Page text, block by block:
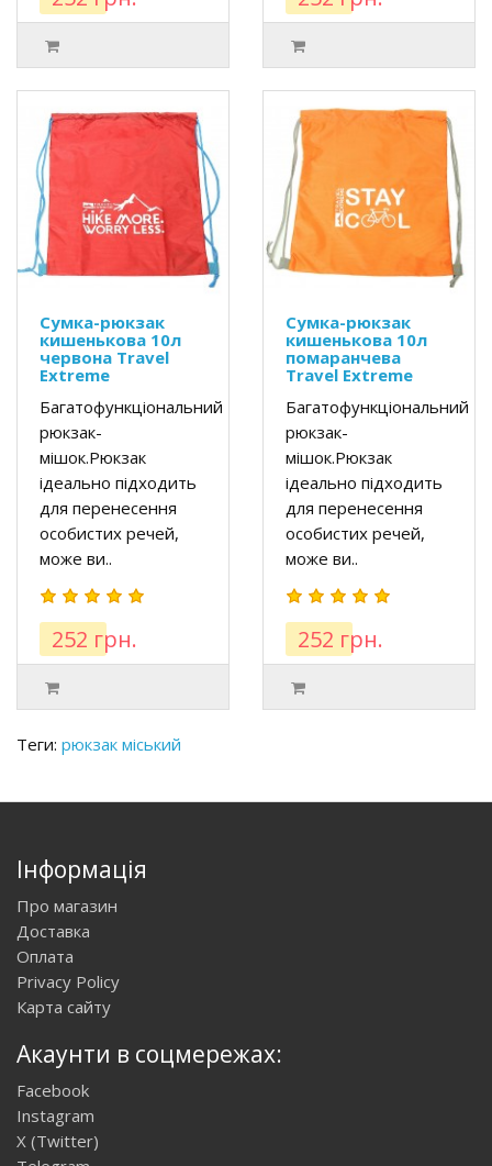
Сумка-рюкзак
кишенькова 10л
червона Travel
Extreme
Багатофункціональний
рюкзак-
мішок.Рюкзак
ідеально підходить
для перенесення
особистих речей,
може ви..
252 грн.
Сумка-рюкзак
кишенькова 10л
помаранчева
Travel Extreme
Багатофункціональний
рюкзак-
мішок.Рюкзак
ідеально підходить
для перенесення
особистих речей,
може ви..
252 грн.
Теги: рюкзак міський
Інформація
Про магазин
Доставка
Оплата
Privacy Policy
Карта сайту
Акаунти в соцмережах:
Facebook
Instagram
X (Twitter)